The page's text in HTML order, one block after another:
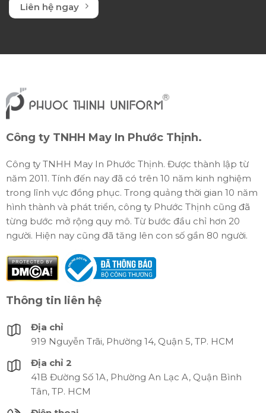
Liên hệ ngay
Công ty TNHH May In Phước Thịnh.
Công ty TNHH May In Phước Thịnh. Được thành lập từ
năm 2011. Tính đến nay đã có trên 10 năm kinh nghiệm
trong lĩnh vực đồng phục. Trong quảng thời gian 10 năm
hình thành và phát triển, công ty Phước Thịnh cũng đã
từng bước mở rộng quy mô. Từ bước đầu chỉ hơn 20
người. Hiện nay cũng đã tăng lên con số gần 80 người.
Thông tin liên hệ
Địa chỉ
919 Nguyễn Trãi, Phường 14, Quận 5, TP. HCM
Địa chỉ 2
41B Đường Số 1A, Phường An Lạc A, Quận Bình
Tân, TP. HCM